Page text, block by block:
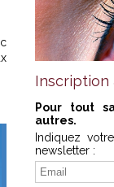
Inscription
Pour tout
autres.
Indiquez
newsletter :